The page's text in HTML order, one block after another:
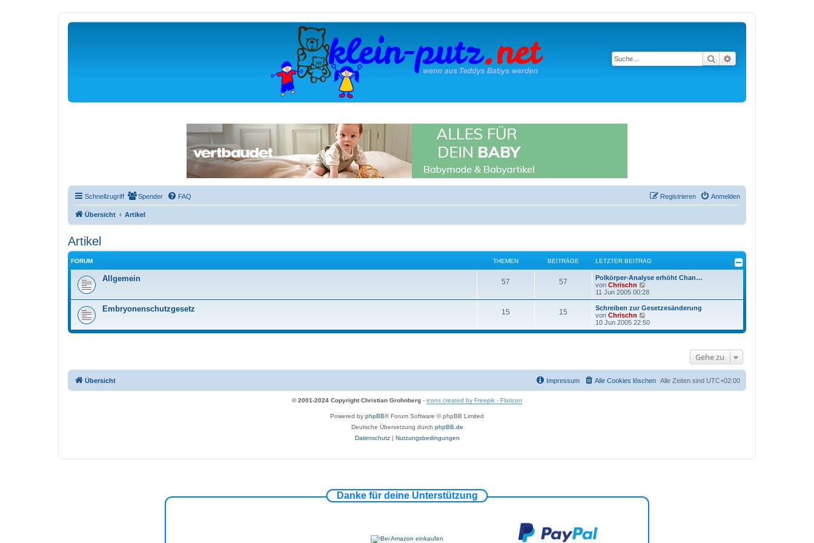
Suche
Schnellzugriff Spender FAQ Anmelden
Registrieren
Übersicht Artikel
Artikel
FORUM THEMEN BEITRÄGE LETZTER BEITRAG
Allgemein 57 57
Polkörper-Analyse erhöht Chan…
von Chrischn
e
u
e
t
r
r
a
11 Jun 2005 00:28
Embryonenschutzgesetz 15 15
Schreiben zur Gesetzesänderung
von Chrischn
e
u
e
10 Jun 2005 22:50
Gehe zu
Übersicht Alle Zeiten sind UTC+02:00
Alle Cookies löschen
Impressum
© 2001-2024 Copyright Christian Grohnberg - icons created by Freepik - Flaticon
Powered by phpBB® Forum Software © phpBB Limited
Deutsche Übersetzung durch phpBB.de
Datenschutz| Nutzungsbedingungen
Danke für deine Unterstützung